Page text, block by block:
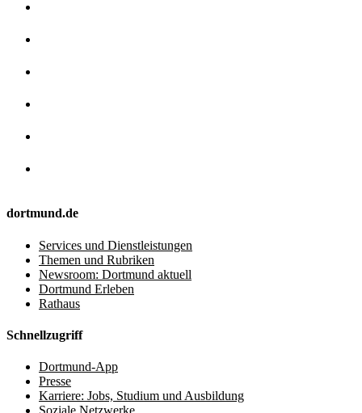
dortmund.de
Services und Dienstleistungen
Themen und Rubriken
Newsroom: Dortmund aktuell
Dortmund Erleben
Rathaus
Schnellzugriff
Dortmund-App
Presse
Karriere: Jobs, Studium und Ausbildung
Soziale Netzwerke